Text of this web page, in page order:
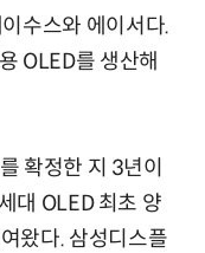
수스와 에이서다.
OLED를 생산해
확정한 지 3년이
대 OLED 최초 양
왔다. 삼성디스플